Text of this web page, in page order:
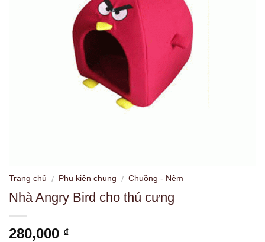
Trang chủ / Phụ kiện chung / Chuồng - Nệm
Nhà Angry Bird cho thú cưng
280,000 ₫